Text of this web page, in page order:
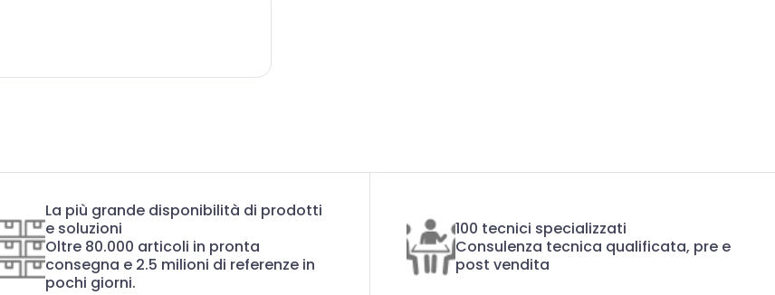
La più grande disponibilità di prodotti
e soluzioni
Oltre 80.000 articoli in pronta
consegna e 2.5 milioni di referenze in
pochi giorni.
100 tecnici specializzati
Consulenza tecnica qualificata, pre e
post vendita